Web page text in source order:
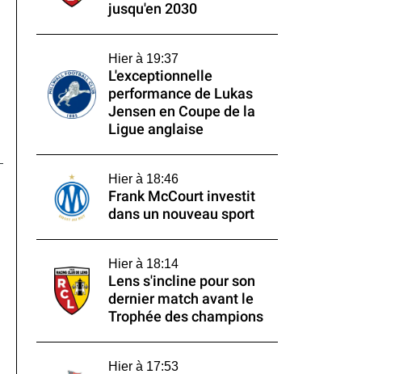
jusqu'en 2030
Hier à 19:37
L'exceptionnelle
performance de Lukas
Jensen en Coupe de la
Ligue anglaise
Hier à 18:46
Frank McCourt investit
dans un nouveau sport
Hier à 18:14
Lens s'incline pour son
dernier match avant le
Trophée des champions
Hier à 17:53